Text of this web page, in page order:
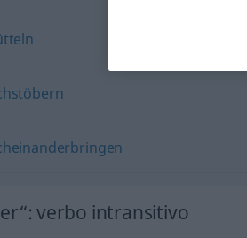
: verbo intransitivo